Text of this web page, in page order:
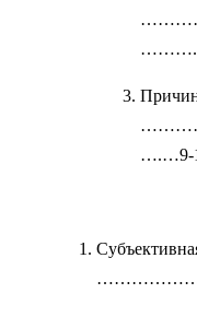
….…9-